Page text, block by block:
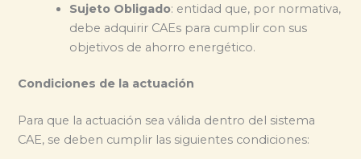
Sujeto Obligado: entidad que, por normativa,
debe adquirir CAEs para cumplir con sus
objetivos de ahorro energético.
Condiciones de la actuación
Para que la actuación sea válida dentro del sistema
CAE, se deben cumplir las siguientes condiciones: